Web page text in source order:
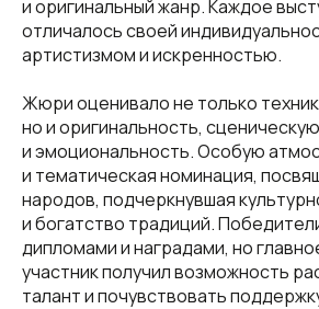
и оригинальный жанр. Каждое
отличалось своей
артистизмом и искренностью.
Жюри оценивало не только
но и оригинальность,
и эмоциональность. Особую
и тематическая номинация,
народов, подчеркнувшая
и богатство традиций.
дипломами и наградами, но
участник получил возможность
талант и почувствовать